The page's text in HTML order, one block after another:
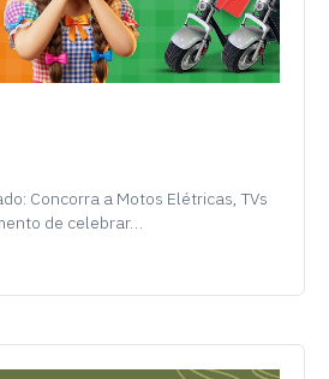
Concorra a Motos Elétricas, TVs
de celebrar…